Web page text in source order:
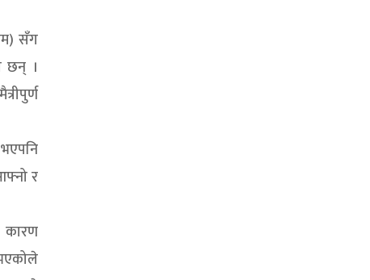
सँग
छन् ।
र
कारण